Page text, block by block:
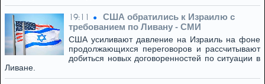
19:11
США обратились к Израилю с
требованием по Ливану - СМИ
США усиливают давление на Израиль на фоне
продолжающихся переговоров и рассчитывают
добиться новых договоренностей по ситуации в
Ливане.